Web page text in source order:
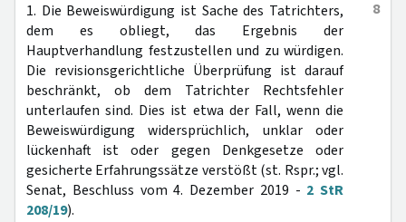
8
1. Die Beweiswürdigung ist Sache des Tatrichters,
dem es obliegt, das Ergebnis der
Hauptverhandlung festzustellen und zu würdigen.
Die revisionsgerichtliche Überprüfung ist darauf
beschränkt, ob dem Tatrichter Rechtsfehler
unterlaufen sind. Dies ist etwa der Fall, wenn die
Beweiswürdigung widersprüchlich, unklar oder
lückenhaft ist oder gegen Denkgesetze oder
gesicherte Erfahrungssätze verstößt (st. Rspr.; vgl.
Senat, Beschluss vom 4. Dezember 2019 - 2 StR
208/19).